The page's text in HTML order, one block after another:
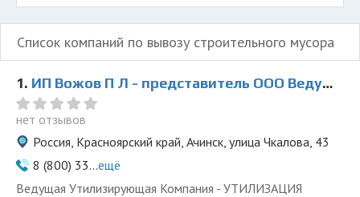
Список компаний по вывозу строительного мусора
1. ИП Вожов П Л - представитель ООО Ведущая Утилизирующая Компания
нет отзывов
Россия, Красноярский край, Ачинск, улица Чкалова, 43
8 (800) 33...ещё
Ведущая Утилизирующая Компания - УТИЛИЗАЦИЯ